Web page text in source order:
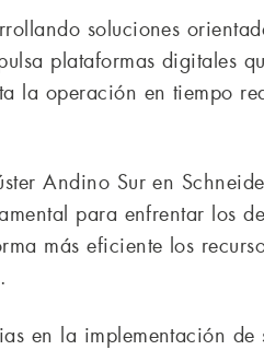
soluciones
plataformas digitales
la operación en tiempo
Andino Sur en
para enfrentar los
más eficiente los
en la implementación